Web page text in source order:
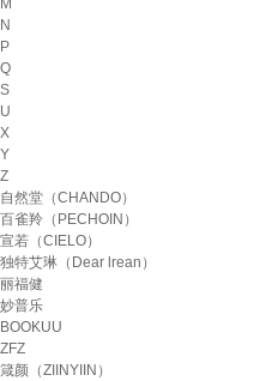
M
N
P
Q
S
U
X
Y
Z
自然堂（CHANDO）
百雀羚（PECHOIN）
宣若（CIELO）
独特艾琳（Dear lrean）
丽福健
妙普乐
BOOKUU
ZFZ
箴颜（ZIINYIIN）